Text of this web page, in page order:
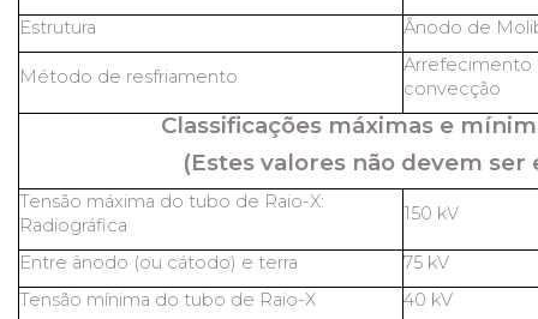
Estrutura
Ânodo de
Método de resfriamento
Arrefecimento
convecção
Classificações máximas e
(Estes valores não devem ser
Tensão máxima do tubo de Raio-X:
Radiográfica
150 kV
Entre ânodo (ou cátodo) e terra
75 kV
Tensão mínima do tubo de Raio-X
40 kV